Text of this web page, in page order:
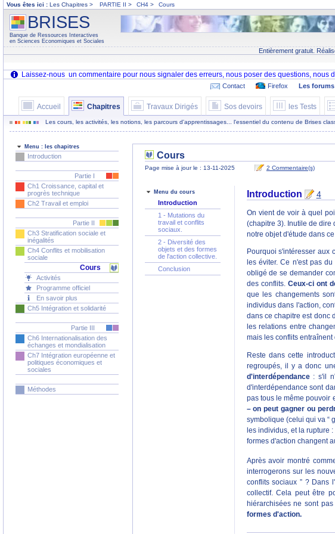
Vous êtes ici : Les Chapitres > PARTIE II > CH4 > Cours
BRISES
Banque de Ressources Interactives
en Sciences Economiques et Sociales
Entièrement gratuit.
Contact Firefox Les forums
Accueil Chapitres Travaux Dirigés Sos devoirs les Tests
Les cours, les activités, les notions, les parcours d'apprentissages... l'essentiel du contenu de Brises
Menu : les chapitres
Introduction
Partie I
Ch1 Croissance, capital et
progrès technique
Ch2 Travail et emploi
Partie II
Ch3 Stratification sociale et
inégalités
Ch4 Conflits et mobilisation
sociale
Cours
Activités
Programme officiel
En savoir plus
Ch5 Intégration et solidarité
Partie III
Ch6 Internationalisation des
échanges et mondialisation
Ch7 Intégration européenne et
politiques économiques et
sociales
Méthodes
Cours
Page mise à jour le : 13-11-2025 2 Commentaire(s)
Menu du cours
Introduction
1 - Mutations du
travail et conflits
sociaux.
2 - Diversité des
objets et des formes
de l'action collective.
Conclusion
Introduction 4
On vient de voir à quel
(chapitre 3). Inutile de dire
notre objet d'étude dans ce
Pourquoi s'intéresser aux
les éviter. Ce n'est pas
obligé de se demander
des conflits. Ceux-ci ont
que les changements
individus dans l'action,
dans ce chapitre est donc
les relations entre
mais les conflits entraînent
Reste dans cette
regroupés, il y a donc
d'interdépendance: s'il
d'interdépendance sont
pas tous le même pouvoir
– on peut gagner ou
symbolique (celui qui va “
les individus, et la rupture
formes d'action changent
Après avoir montré
interrogerons sur les
conflits sociaux ” ? Dans
collectif. Cela peut être
hiérarchisées ne sont
formes d'action.